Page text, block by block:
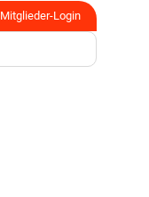
Mitglieder-Login